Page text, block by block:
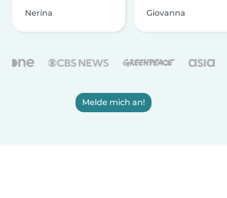
Nerina Giovanna
Melde mich an!